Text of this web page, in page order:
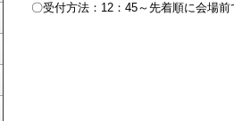
〇受付方法：12：45～先着順に会場前